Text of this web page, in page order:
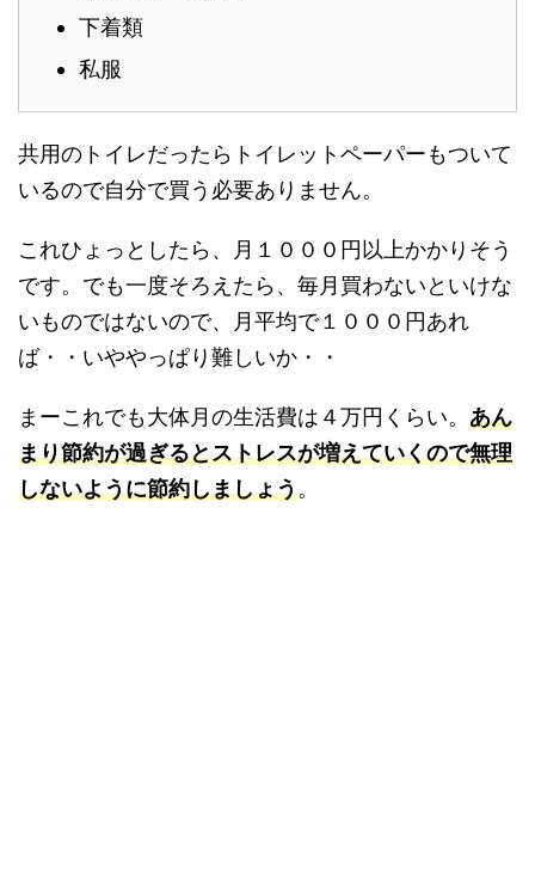
下着類
私服
共用のトイレだったらトイレットペーパーもついて
いるので自分で買う必要ありません。
これひょっとしたら、月１０００円以上かかりそう
です。でも一度そろえたら、毎月買わないといけな
いものではないので、月平均で１０００円あれ
ば・・いややっぱり難しいか・・
まーこれでも大体月の生活費は４万円くらい。 あん
まり節約が過ぎるとストレスが増えていくので無理
しないように節約しましょう。